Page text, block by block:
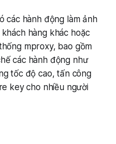
các hành động làm ảnh
hàng khác hoặc
mproxy, bao gồm
các hành động như
tốc độ cao, tấn công
key cho nhiều người